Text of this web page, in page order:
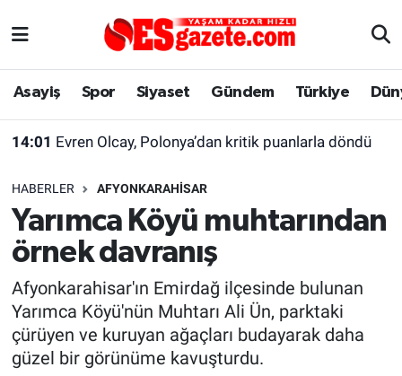
Asayiş Spor Siyaset Gündem Türkiye
14:01 Evren Olcay, Polonya’dan kritik puanlarla döndü
HABERLER AFYONKARAHISAR
Yarımca Köyü muhtarından
örnek davranış
Afyonkarahisar'ın Emirdağ ilçesinde bulunan
Yarımca Köyü'nün Muhtarı Ali Ün, parktaki
çürüyen ve kuruyan ağaçları budayarak daha
güzel bir görünüme kavuşturdu.
Asayiş
Türkiye
Dünya
Sağlık
Yaşam
Eskişehirspor Arşivi
Eskişehir Arşivi
Röportaj
Ekonomi
Eskişehir Nöbetçi Eczaneler
Süper Lig Puan Durumu ve Fikstür
Tüm Manşetler
Son Dakika Haberleri
Haber Arşivi